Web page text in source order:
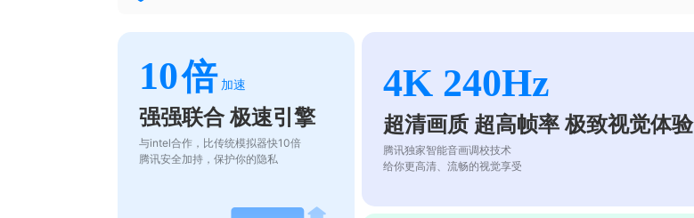
10倍 加速
强强联合 极速引擎
与intel合作，比传统模拟器快10倍
腾讯安全加持，保护你的隐私
4K 240Hz
超清画质 超高帧率 极致视觉体验
腾讯独家智能音画调校技术
给你更高清、流畅的视觉享受